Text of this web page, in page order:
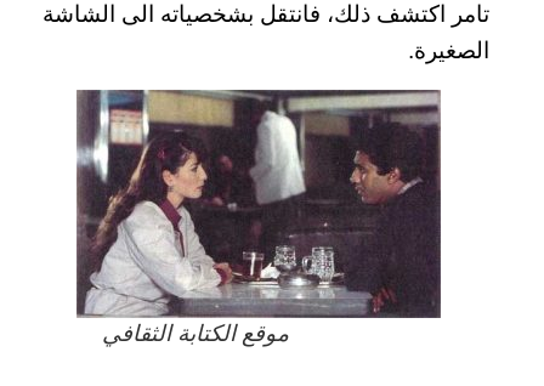
تامر اكتشف ذلك، فانتقل بشخصياته الى الشاشة
الصغيرة.
موقع الكتابة الثقافي